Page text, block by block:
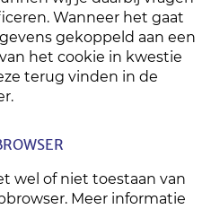
Wanneer het gaat
gekoppeld aan een
het cookie in kwestie
terug vinden in de
wel of niet toestaan van
Meer informatie